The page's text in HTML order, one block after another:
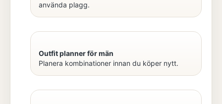
använda plagg.
Outfit planner för män
Planera kombinationer innan du köper nytt.